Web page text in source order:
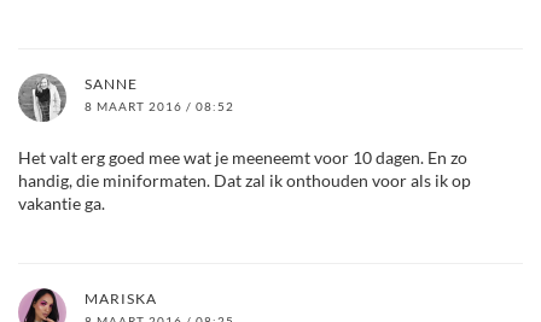
SANNE
8 MAART 2016 / 08:52
Het valt erg goed mee wat je meeneemt voor 10 dagen. En zo
handig, die miniformaten. Dat zal ik onthouden voor als ik op
vakantie ga.
MARISKA